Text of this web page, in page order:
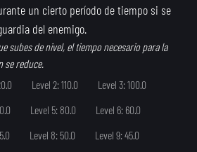
un cierto período de tiempo si se
del enemigo.
subes de nivel, el tiempo necesario para la
se reduce.
Level 2: 110.0
Level 3: 100.0
Level 5: 80.0
Level 6: 60.0
Level 8: 50.0
Level 9: 45.0